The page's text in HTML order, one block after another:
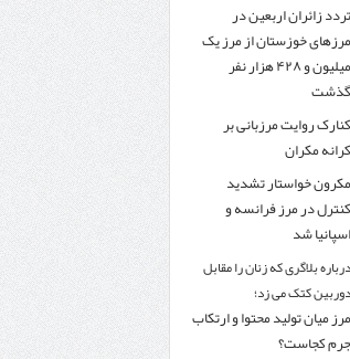
تردد زائران اربعین در
مرزهای خوزستان از مرز یک
میلیون و ۴۲۸ هزار نفر
گذشت
کنارک روایت مرزبانی بر
کرانه مکران
مکرون خواستار تشدید
کنترل‌ در مرز فرانسه و
اسپانیا شد
درباره بلاگری که زنان را مقابل
دوربین کتک می زد؛
مرز میان تولید محتوا و ارتکاب
جرم کجاست؟